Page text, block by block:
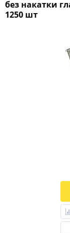
без накатки
1250 шт